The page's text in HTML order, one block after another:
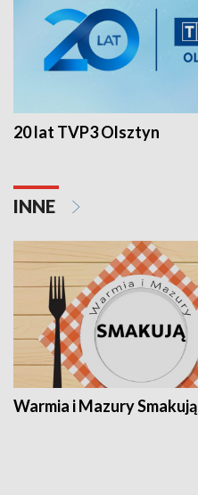
20 lat TVP3 Olsztyn
INNE
Warmia i Mazury Smakują